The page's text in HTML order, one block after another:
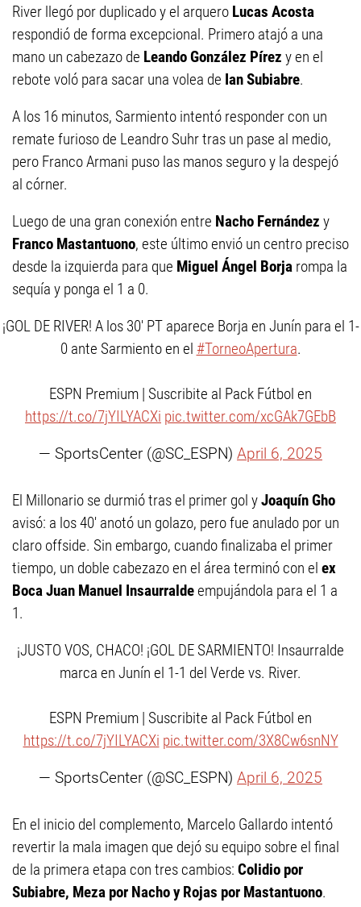
River llegó por duplicado y el arquero Lucas Acosta
respondió de forma excepcional. Primero atajó a una
mano un cabezazo de Leando González Pírez y en el
rebote voló para sacar una volea de Ian Subiabre.
A los 16 minutos, Sarmiento intentó responder con un
remate furioso de Leandro Suhr tras un pase al medio,
pero Franco Armani puso las manos seguro y la despejó
al córner.
Luego de una gran conexión entre Nacho Fernández y
Franco Mastantuono, este último envió un centro preciso
desde la izquierda para que Miguel Ángel Borja rompa la
sequía y ponga el 1 a 0.
¡GOL DE RIVER! A los 30' PT aparece Borja en Junín para el 1-
0 ante Sarmiento en el #TorneoApertura.
ESPN Premium | Suscribite al Pack Fútbol en
https://t.co/7jYILYACXi pic.twitter.com/xcGAk7GEbB
— SportsCenter (@SC_ESPN) April 6, 2025
El Millonario se durmió tras el primer gol yJoaquín Gho
avisó: a los 40' anotó un golazo, pero fue anulado por un
claro offside. Sin embargo, cuando finalizaba el primer
tiempo, un doble cabezazo en el área terminó con el ex
BocaJuan Manuel Insaurraldeempujándola para el 1 a
1.
¡JUSTO VOS, CHACO! ¡GOL DE SARMIENTO! Insaurralde
marca en Junín el 1-1 del Verde vs. River.
ESPN Premium | Suscribite al Pack Fútbol en
https://t.co/7jYILYACXi pic.twitter.com/3X8Cw6snNY
— SportsCenter (@SC_ESPN) April 6, 2025
En el inicio del complemento, Marcelo Gallardo intentó
revertir la mala imagen que dejó su equipo sobre el final
de la primera etapa con tres cambios: Colidio por
Subiabre, Meza por Nacho y Rojas por Mastantuono.